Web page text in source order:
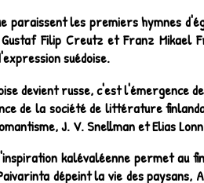
paraissent les premiers hymnes
Filip Creutz et Franz Mikael
suédoise.
devient russe, c'est l'émergence
de la société de littérature
J. V. Snellman et Elias
kalévaléenne permet au
dépeint la vie des